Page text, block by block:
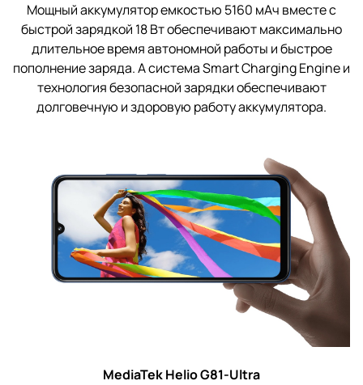
Мощный аккумулятор емкостью 5160 мАч вместе с
быстрой зарядкой 18 Вт обеспечивают максимально
длительное время автономной работы и быстрое
пополнение заряда. А система Smart Charging Engine и
технология безопасной зарядки обеспечивают
долговечную и здоровую работу аккумулятора.
MediaTek Helio G81-Ultra